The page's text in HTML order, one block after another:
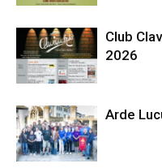
Club
2026
Arde